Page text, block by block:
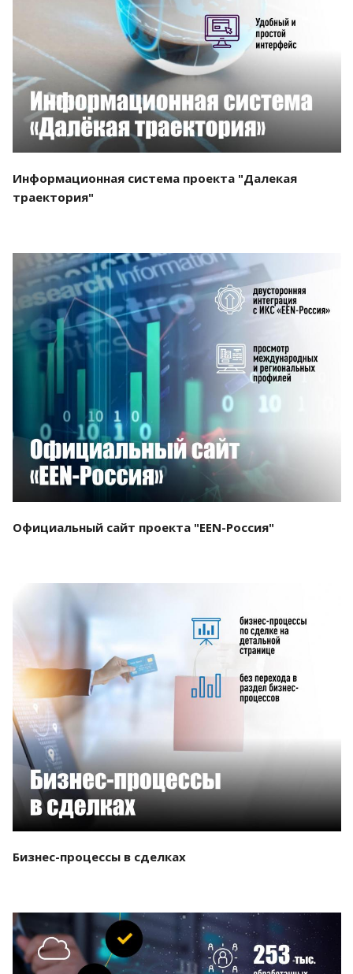
Смотреть проект
Информационная система проекта "Далекая
траектория"
Смотреть проект
Официальный сайт проекта "EEN-Россия"
Бизнес-процессы в сделках